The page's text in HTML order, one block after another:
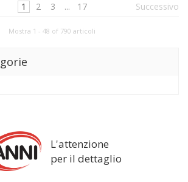
1 2 3 ... 17 Successivo
Mostra 1 - 48 of 790 articoli
L'attenzione
per il dettaglio